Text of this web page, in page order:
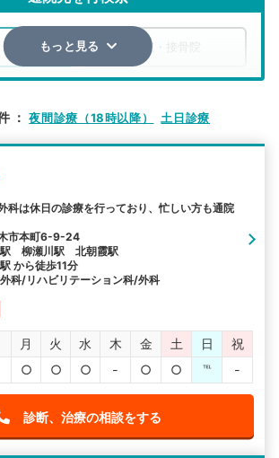
整骨院・接骨院
検索する
その他の検索方法
探す
もっと見る
： 夜間診療（18時以降） 土日診療
科は休日の診療を行っており、忙しい方も通院
市本町6-9-24
駅 柳瀬川駅 北朝霞駅
から徒歩11分
科/リハビリテーション科/外科
月 火 水 木 金 土 日
祝
○ ○ ○ - ○ ○ ℡ -
診断、治療の相談をする